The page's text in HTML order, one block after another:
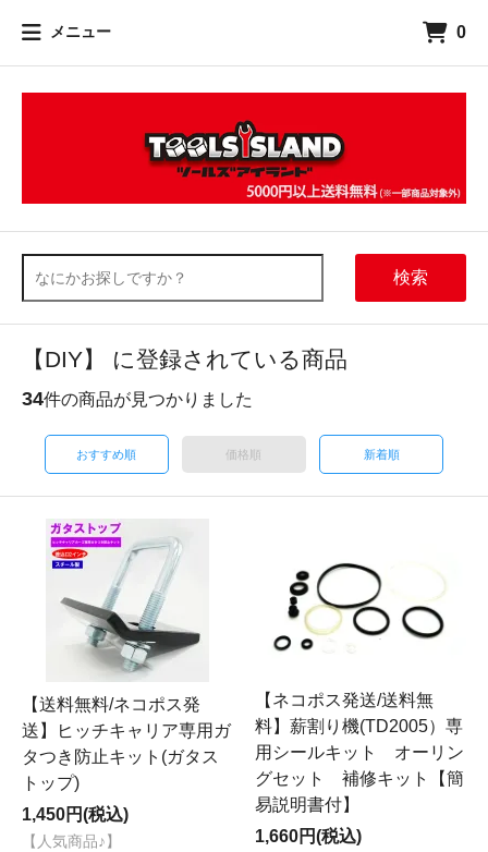
メニュー 0
検索
【DIY】 に登録されている商品
34件の商品が見つかりました
おすすめ順 価格順 新着順
【送料無料/ネコポス発
送】ヒッチキャリア専用ガ
タつき防止キット(ガタス
トップ)
1,450円(税込)
【人気商品♪】
【ネコポス発送/送料無
料】薪割り機(TD2005）専
用シールキット オーリン
グセット 補修キット【簡
易説明書付】
1,660円(税込)